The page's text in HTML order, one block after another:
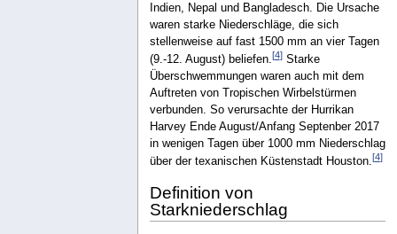
Indien, Nepal und Bangladesch. Die Ursache
waren starke Niederschläge, die sich
stellenweise auf fast 1500 mm an vier Tagen
(9.-12. August) beliefen.[4]Starke
Überschwemmungen waren auch mit dem
Auftreten von Tropischen Wirbelstürmen
verbunden. So verursachte der Hurrikan
Harvey Ende August/Anfang Septenber 2017
in wenigen Tagen über 1000 mm Niederschlag
über der texanischen Küstenstadt Houston.[4]
Definition von
Starkniederschlag